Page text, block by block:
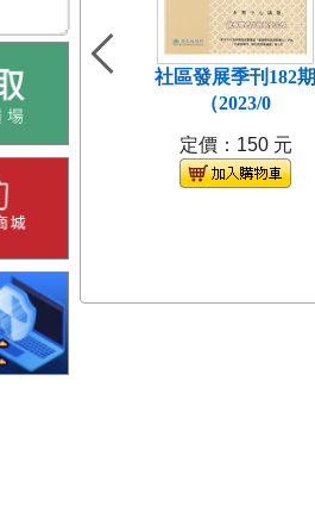
社區發展季刊182期
（2023/0
定價：150 元